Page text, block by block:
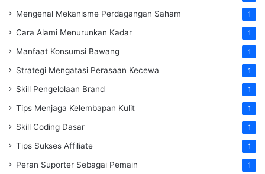
Mengenal Mekanisme Perdagangan Saham 1
Cara Alami Menurunkan Kadar 1
Manfaat Konsumsi Bawang 1
Strategi Mengatasi Perasaan Kecewa 1
Skill Pengelolaan Brand 1
Tips Menjaga Kelembapan Kulit 1
Skill Coding Dasar 1
Tips Sukses Affiliate 1
Peran Suporter Sebagai Pemain 1